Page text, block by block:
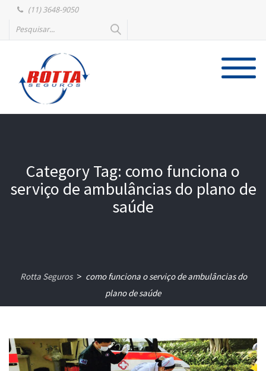
(11) 3648-9050
Category Tag: como funciona o
serviço de ambulâncias do plano de
saúde
Rotta Seguros > como funciona o serviço de ambulâncias do
plano de saúde